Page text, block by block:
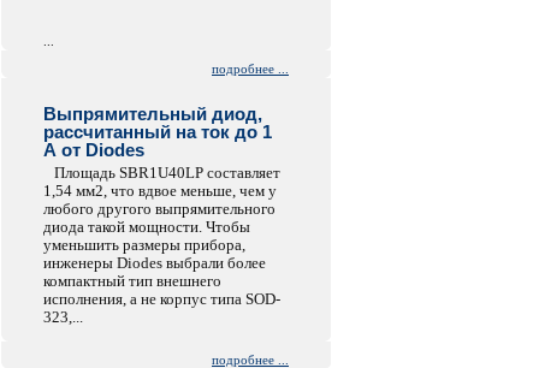
подробнее ...
Выпрямительный диод,
рассчитанный на ток до 1
А от Diodes
Площадь SBR1U40LP составляет
1,54 мм2, что вдвое меньше, чем у
любого другого выпрямительного
диода такой мощности. Чтобы
уменьшить размеры прибора,
инженеры Diodes выбрали более
компактный тип внешнего
исполнения, а не корпус типа SOD-
323,...
подробнее ...